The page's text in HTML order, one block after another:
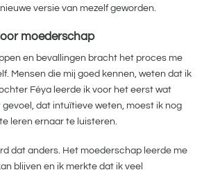
versie van mezelf geworden.
moederschap
en bevallingen bracht het proces me
Mensen die mij goed kennen, weten dat ik
Féya leerde ik voor het eerst wat
gevoel, dat intuïtieve weten, moest ik nog
leren ernaar te luisteren.
dat anders. Het moederschap leerde me
blijven en ik merkte dat ik veel